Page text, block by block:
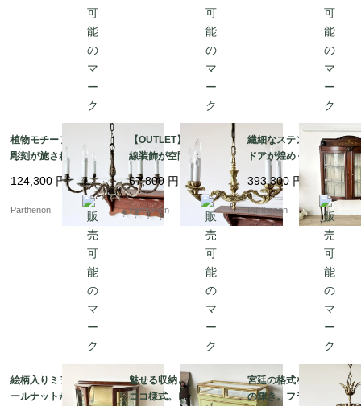
植物モチーフの精密な
彫刻が施された気品溢
れる吊り下げ照明。優
美な曲線を描く真鍮製6
灯シャンデリア【sy44
124,300 円
Parthenon
【OUTLET】優雅な曲
線装飾が空間を華やか
に彩るペンダント照
明。クラシカルな雰囲
気を演出する5灯シャン
デリア【sy447】
67,800 円
Parthenon
繊細なステンドグラス
ドアが煌めく、気品漂
うマホガニーガラスキ
ャビネット【k107】
393,300 円
Parthenon
絵柄入りミラーとウォ
ールナットが美しいア
魅せる収納と優美なロ
ココ様式。ピスタチオ
宮廷の格式を纏う10灯
の輝き。フランスアン